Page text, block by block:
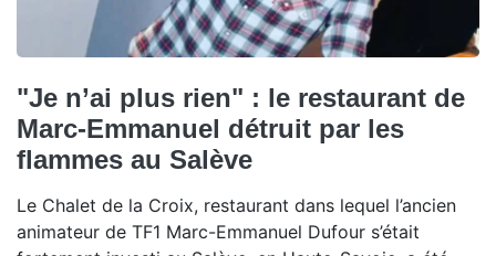
"Je n’ai plus rien" : le restaurant de
Marc-Emmanuel détruit par les
flammes au Salève
Le Chalet de la Croix, restaurant dans lequel l’ancien
animateur de TF1 Marc-Emmanuel Dufour s’était